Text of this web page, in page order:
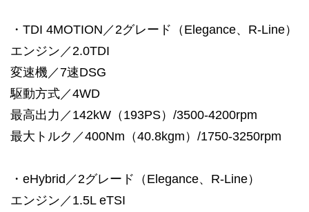
・TDI 4MOTION／2グレード（Elegance、R-Line）
エンジン／2.0TDI
変速機／7速DSG
駆動方式／4WD
最高出力／142kW（193PS）/3500-4200rpm
最大トルク／400Nm（40.8kgm）/1750-3250rpm
・eHybrid／2グレード（Elegance、R-Line）
エンジン／1.5L eTSI